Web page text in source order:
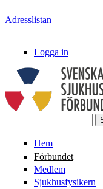
Adresslistan
Logga in
Hem
Förbundet
Medlem
Sjukhusfysikern